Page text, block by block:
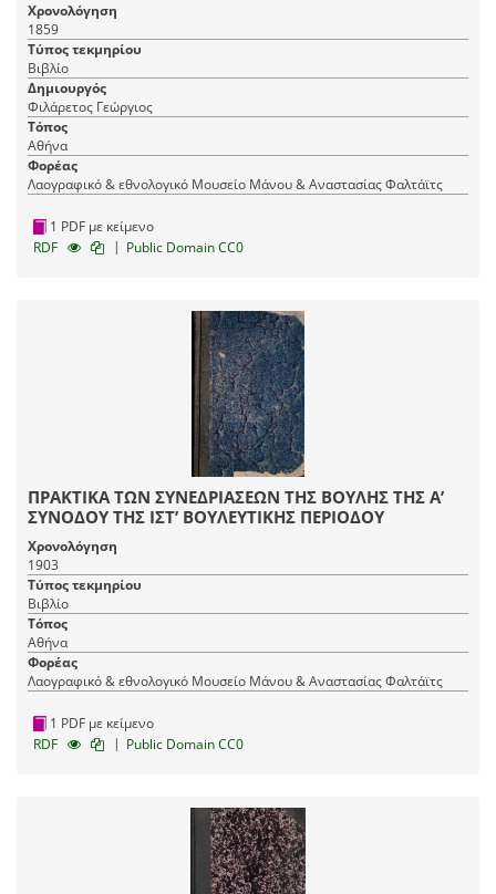
Χρονολόγηση
1859
Τύπος τεκμηρίου
Βιβλίο
Δημιουργός
Φιλάρετος Γεώργιος
Τόπος
Αθήνα
Φορέας
Λαογραφικό & εθνολογικό Μουσείο Μάνου & Αναστασίας Φαλτάϊτς
1 PDF με κείμενο
RDF
| Public Domain CC0
ΠΡΑΚΤΙΚΑ ΤΩΝ ΣΥΝΕΔΡΙΑΣΕΩΝ ΤΗΣ ΒΟΥΛΗΣ ΤΗΣ Α’
ΣΥΝΟΔΟΥ ΤΗΣ ΙΣΤ’ ΒΟΥΛΕΥΤΙΚΗΣ ΠΕΡΙΟΔΟΥ
Χρονολόγηση
1903
Τύπος τεκμηρίου
Βιβλίο
Τόπος
Αθήνα
Φορέας
Λαογραφικό & εθνολογικό Μουσείο Μάνου & Αναστασίας Φαλτάϊτς
1 PDF με κείμενο
RDF
| Public Domain CC0